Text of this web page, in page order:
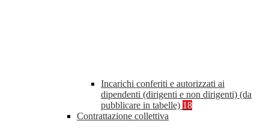
Incarichi conferiti e autorizzati ai
dipendenti (dirigenti e non dirigenti) (da
pubblicare in tabelle) 18
Contrattazione collettiva